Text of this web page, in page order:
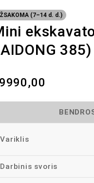
(7–14 d. d.)
9990,00
Variklis
Darbinis svoris